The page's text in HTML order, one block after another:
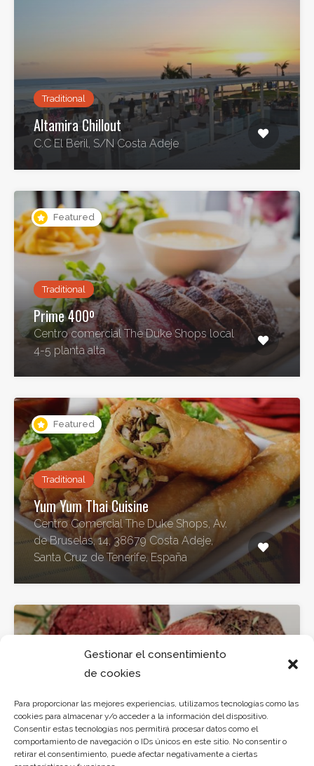
Gestionar el consentimiento
de cookies
Para proporcionar las mejores experiencias, utilizamos tecnologías como las
cookies para almacenar y/o acceder a la información del dispositivo.
Consentir estas tecnologías nos permitirá procesar datos como el
comportamiento de navegación o IDs únicos en este sitio. No consentir o
retirar el consentimiento, puede afectar negativamente a ciertas
Traditional
Altamira Chillout
C.C El Beril, S/N Costa Adeje
Featured
Traditional
Prime 400º
Centro comercial The Duke Shops local
4-5 planta alta
Featured
Traditional
Yum Yum Thai Cuisine
Centro Comercial The Duke Shops, Av.
de Bruselas, 14, 38679 Costa Adeje,
Santa Cruz de Tenerife, España
Traditional
Costa Caleta
C. el Beril, s/n, 38679 La Caleta, Santa